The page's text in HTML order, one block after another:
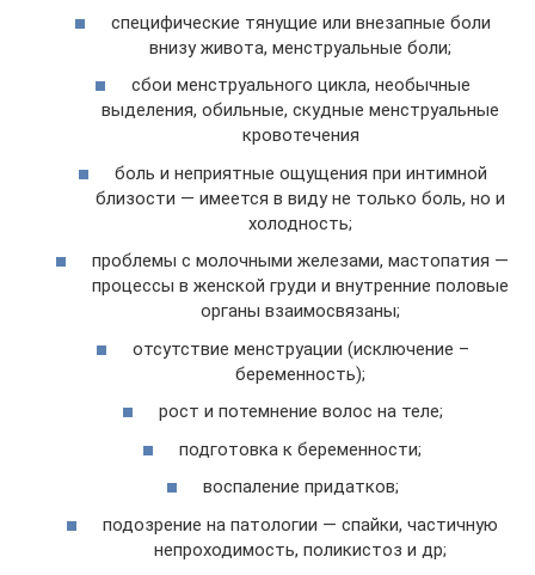
специфические тянущие или внезапные боли
внизу живота, менструальные боли;
сбои менструального цикла, необычные
выделения, обильные, скудные менструальные
кровотечения
боль и неприятные ощущения при интимной
близости — имеется в виду не только боль, но и
холодность;
проблемы с молочными железами, мастопатия —
процессы в женской груди и внутренние половые
органы взаимосвязаны;
отсутствие менструации (исключение –
беременность);
рост и потемнение волос на теле;
подготовка к беременности;
воспаление придатков;
подозрение на патологии — спайки, частичную
непроходимость, поликистоз и др;